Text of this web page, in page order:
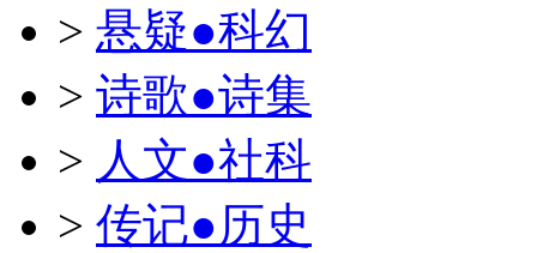
> 悬疑●科幻
> 诗歌●诗集
> 人文●社科
> 传记●历史